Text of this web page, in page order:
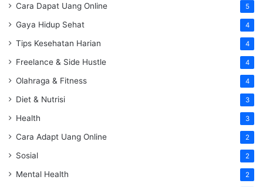
Cara Dapat Uang Online 5
Gaya Hidup Sehat 4
Tips Kesehatan Harian 4
Freelance & Side Hustle 4
Olahraga & Fitness 4
Diet & Nutrisi 3
Health 3
Cara Adapt Uang Online 2
Sosial 2
Mental Health 2